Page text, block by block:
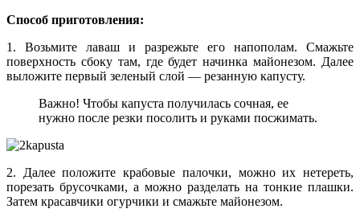
Способ приготовления:
1. Возьмите лаваш и разрежьте его напополам. Смажьте
поверхность сбоку там, где будет начинка майонезом. Далее
выложите первый зеленый слой — резанную капусту.
Важно! Чтобы капуста получилась сочная, ее
нужно после резки посолить и руками посжимать.
2. Далее положите крабовые палочки, можно их нетереть,
порезать брусочками, а можно разделать на тонкие плашки.
Затем красавчики огурчики и смажьте майонезом.